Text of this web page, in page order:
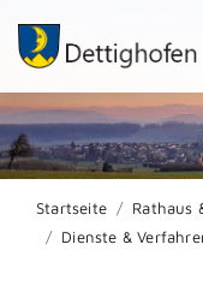
Startseite Rathaus
Dienste &